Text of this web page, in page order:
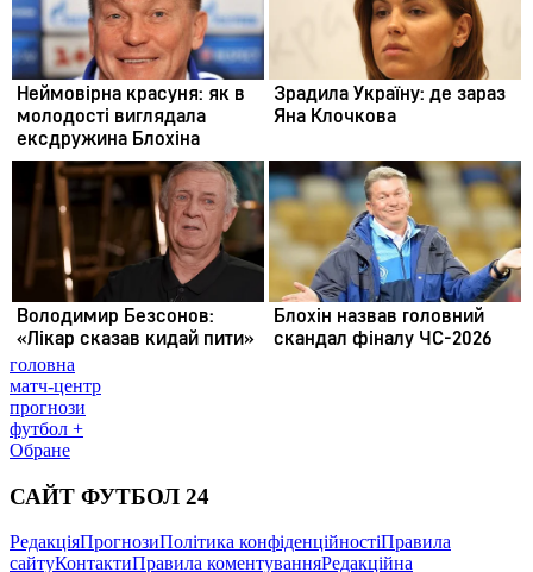
головна
матч-центр
прогнози
футбол +
Обране
САЙТ ФУТБОЛ 24
РедакціяПрогнозиПолітика конфіденційностіПравила
сайтуКонтактиПравила коментуванняРедакційна